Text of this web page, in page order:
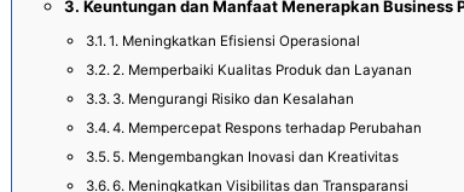
Keuntungan dan Manfaat Menerapkan Business
1. Meningkatkan Efisiensi Operasional
2. Memperbaiki Kualitas Produk dan Layanan
3. Mengurangi Risiko dan Kesalahan
4. Mempercepat Respons terhadap Perubahan
5. Mengembangkan Inovasi dan Kreativitas
6. Meningkatkan Visibilitas dan Transparansi